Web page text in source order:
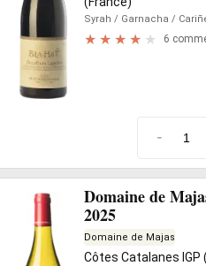
Syrah / Garnacha /
6
-
Domaine de
2025
Domaine de Majas
Côtes Catalanes IGP